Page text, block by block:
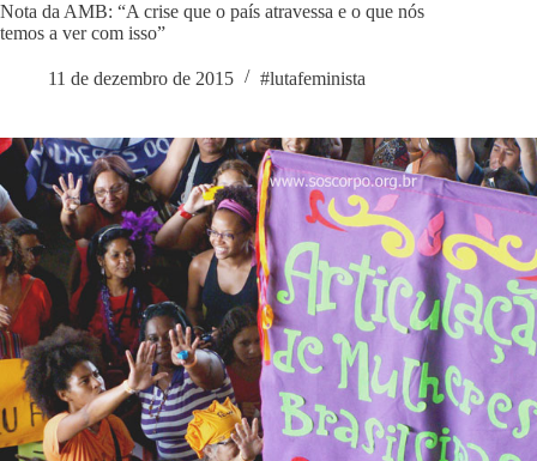
Nota da AMB: “A crise que o país atravessa e o que nós
temos a ver com isso”
11 de dezembro de 2015 #lutafeminista